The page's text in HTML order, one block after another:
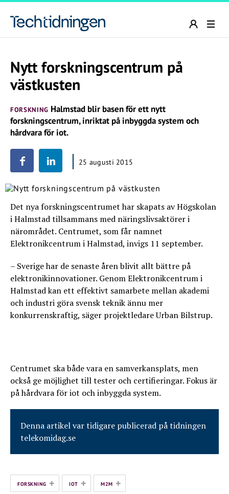
Nytt forskningscentrum på
västkusten
FORSKNING Halmstad blir basen för ett nytt
forskningscentrum, inriktat på inbyggda system och
hårdvara för iot.
25 augusti 2015
Det nya forskningscentrumet har skapats av Högskolan
i Halmstad tillsammans med näringslivsaktörer i
närområdet. Centrumet, som får namnet
Elektronikcentrum i Halmstad, invigs 11 september.
– Sverige har de senaste åren blivit allt bättre på
elektronikinnovationer. Genom Elektronikcentrum i
Halmstad kan ett effektivt samarbete mellan akademi
och industri göra svensk teknik ännu mer
konkurrenskraftig, säger projektledare Urban Bilstrup.
Centrumet ska både vara en samverkansplats, men
också ge möjlighet till tester och certifieringar. Fokus är
på hårdvara för iot och inbyggda system.
Denna artikel var tidigare publicerad på tidningen
telekomidag.se
FORSKNING + IOT + M2M +